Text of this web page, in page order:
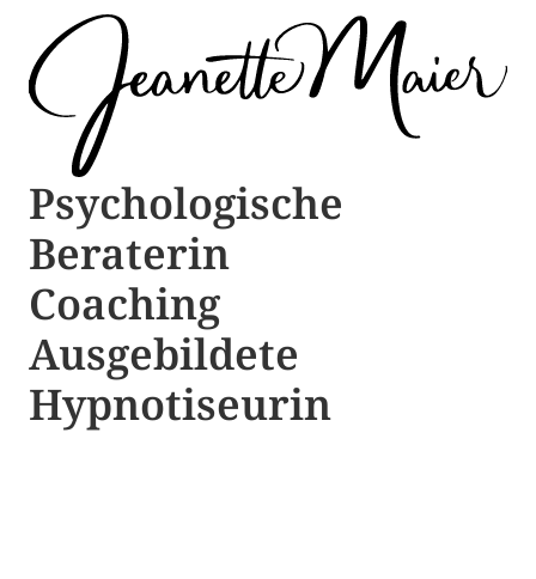
Psychologische ​​
Beraterin
Coaching
Ausgebildete​ ​
Hypnotiseurin